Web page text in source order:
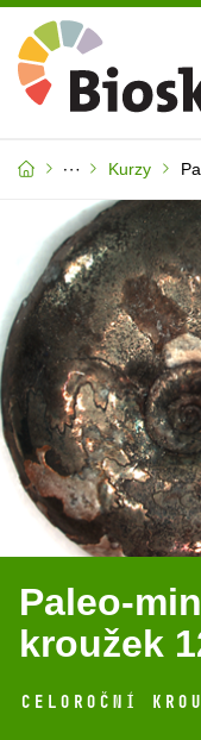
Kurzy
Paleo-
kroužek
Celoroční